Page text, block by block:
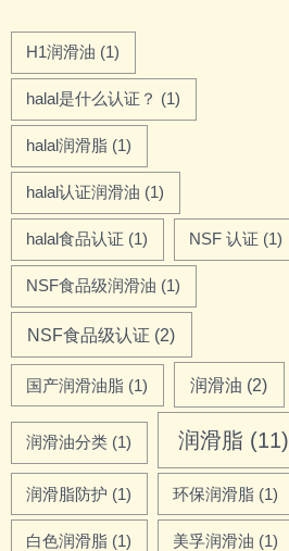
H1润滑油 (1)
halal是什么认证？ (1)
halal润滑脂 (1)
halal认证润滑油 (1)
halal食品认证 (1) NSF 认证 (1)
NSF食品级润滑油 (1)
NSF食品级认证 (2)
国产润滑油脂 (1) 润滑油 (2)
润滑油分类 (1) 润滑脂 (11)
润滑脂防护 (1) 环保润滑脂 (1)
白色润滑脂 (1) 美孚润滑油 (1)